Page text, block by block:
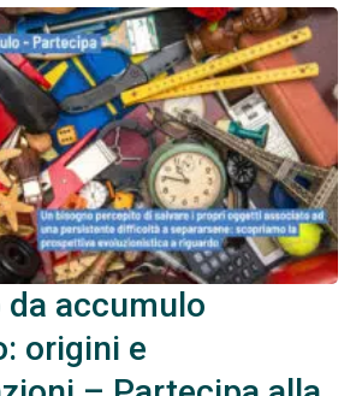
accumulo
origini e